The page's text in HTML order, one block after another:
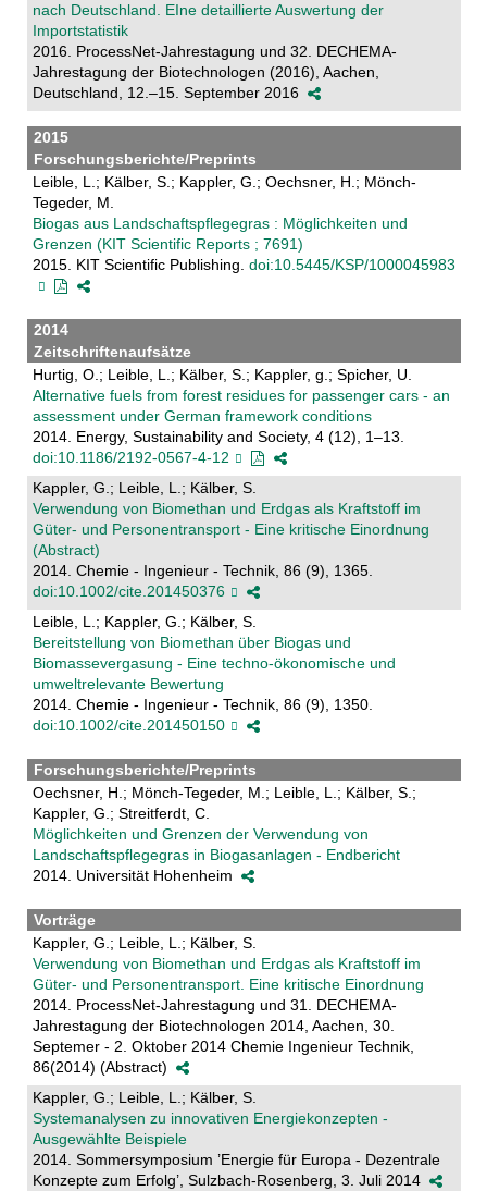
nach Deutschland. EIne detaillierte Auswertung der
Importstatistik
2016. ProcessNet-Jahrestagung und 32. DECHEMA-
Jahrestagung der Biotechnologen (2016), Aachen,
Deutschland, 12.–15. September 2016
2015
Forschungsberichte/Preprints
Leible, L.; Kälber, S.; Kappler, G.; Oechsner, H.; Mönch-
Tegeder, M.
Biogas aus Landschaftspflegegras : Möglichkeiten und
Grenzen (KIT Scientific Reports ; 7691)
2015. KIT Scientific Publishing. doi:10.5445/KSP/1000045983
2014
Zeitschriftenaufsätze
Hurtig, O.; Leible, L.; Kälber, S.; Kappler, g.; Spicher, U.
Alternative fuels from forest residues for passenger cars - an
assessment under German framework conditions
2014. Energy, Sustainability and Society, 4 (12), 1–13.
doi:10.1186/2192-0567-4-12
Kappler, G.; Leible, L.; Kälber, S.
Verwendung von Biomethan und Erdgas als Kraftstoff im
Güter- und Personentransport - Eine kritische Einordnung
(Abstract)
2014. Chemie - Ingenieur - Technik, 86 (9), 1365.
doi:10.1002/cite.201450376
Leible, L.; Kappler, G.; Kälber, S.
Bereitstellung von Biomethan über Biogas und
Biomassevergasung - Eine techno-ökonomische und
umweltrelevante Bewertung
2014. Chemie - Ingenieur - Technik, 86 (9), 1350.
doi:10.1002/cite.201450150
Forschungsberichte/Preprints
Oechsner, H.; Mönch-Tegeder, M.; Leible, L.; Kälber, S.;
Kappler, G.; Streitferdt, C.
Möglichkeiten und Grenzen der Verwendung von
Landschaftspflegegras in Biogasanlagen - Endbericht
2014. Universität Hohenheim
Vorträge
Kappler, G.; Leible, L.; Kälber, S.
Verwendung von Biomethan und Erdgas als Kraftstoff im
Güter- und Personentransport. Eine kritische Einordnung
2014. ProcessNet-Jahrestagung und 31. DECHEMA-
Jahrestagung der Biotechnologen 2014, Aachen, 30.
Septemer - 2. Oktober 2014 Chemie Ingenieur Technik,
86(2014) (Abstract)
Kappler, G.; Leible, L.; Kälber, S.
Systemanalysen zu innovativen Energiekonzepten -
Ausgewählte Beispiele
2014. Sommersymposium ’Energie für Europa - Dezentrale
Konzepte zum Erfolg’, Sulzbach-Rosenberg, 3. Juli 2014